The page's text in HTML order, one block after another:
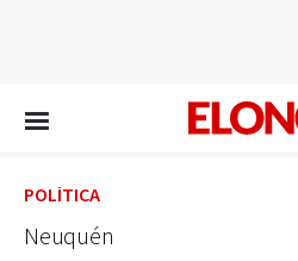
POLÍTICA
Neuquén